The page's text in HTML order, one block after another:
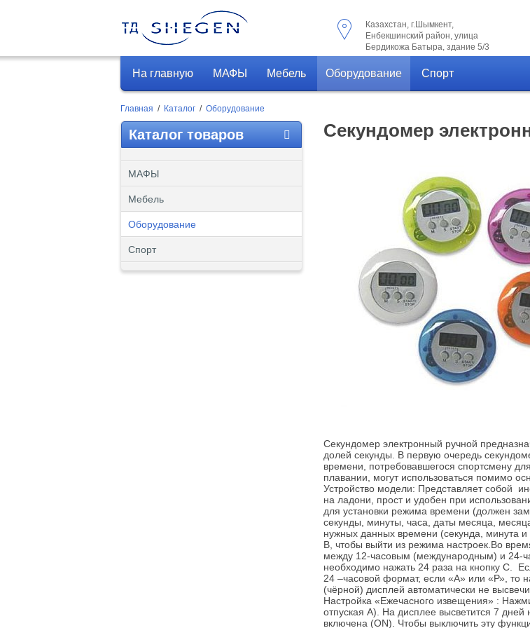
Казахстан, г.Шымкент,
Енбекшинский район, улица
Бердикожа Батыра, здание 5/3
На главную МАФЫ Мебель Оборудование Спорт
Главная / Каталог / Оборудование
Каталог товаров
МАФЫ
Мебель
Оборудование
Спорт
Секундомер
Секундомер электронный ручной
долей секунды. В первую очередь
времени, потребовавшегося спортсмену
плавании, могут использоваться помимо
Устройство модели: Представляет собой
на ладони, прост и удобен при
для установки режима времени (должен
секунды, минуты, часа, даты месяца,
нужных данных времени (секунда, минута
В, чтобы выйти из режима настроек.Во
между 12-часовым (международным) и 24-
необходимо нажать 24 раза на кнопку С.
24 –часовой формат, если «А» или «Р», то
(чёрной) дисплей автоматически не
Настройка «Ежечасного извещения» :
отпуская А). На дисплее высветится 7 дней
включена (ON). Чтобы выключить эту